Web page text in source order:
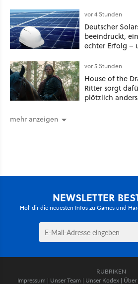
vor 4 Stunden
Deutscher
beeindruckt,
echter Erfolg –
jede Zahl
vor 5 Stunden
House of the
Ritter sorgt
plötzlich
mehr anzeigen
NEWSLETTER
Hol' dir die neuesten Infos zu Games und
RUBRIKEN
Impressum | Unser Team | Unser Kodex | Über